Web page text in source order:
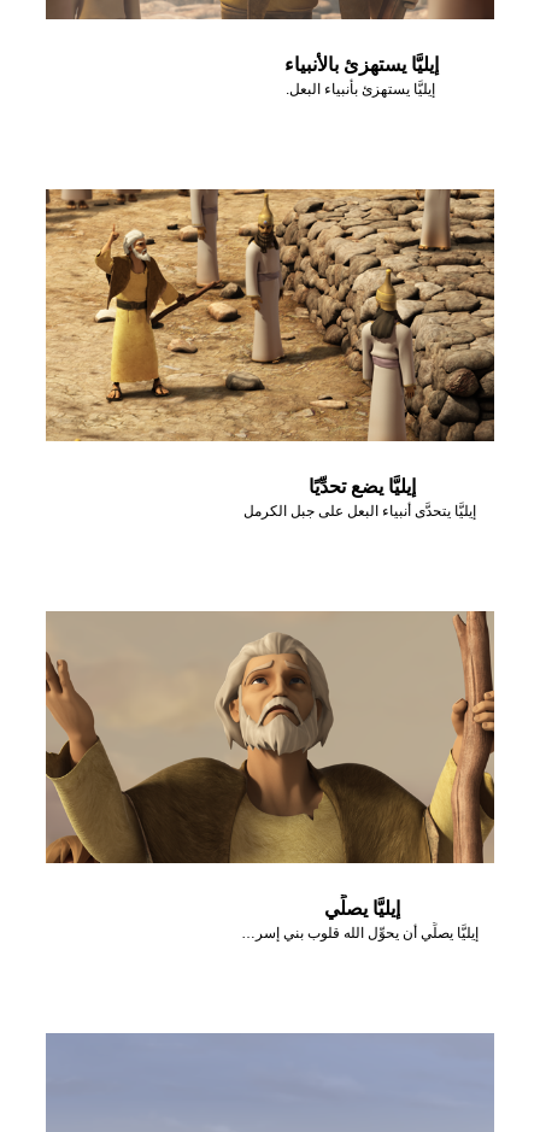
إيليَّا يستهزئ بالأنبياء
إيليَّا يستهزئ بأنبياء البعل.
إيليَّا يضع تحدِّيًا
إيليَّا يتحدَّى أنبياء البعل على جبل الكرمل
إيليَّا يصلِّي
إيليَّا يصلِّي أن يحوِّل الله قلوب بني إسرائيل